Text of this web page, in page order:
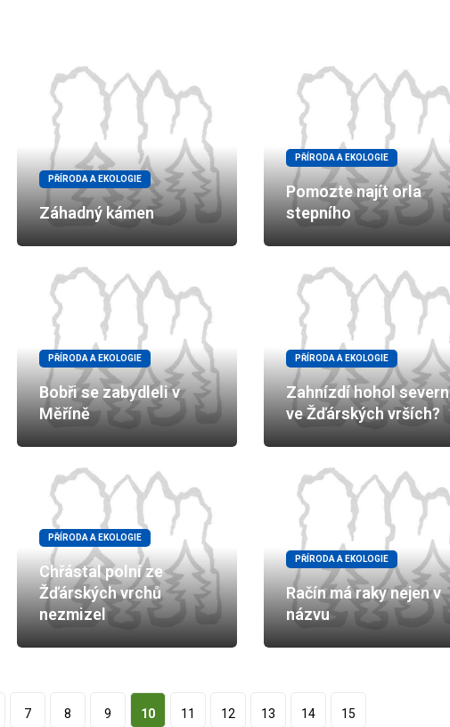
PŘÍRODA A EKOLOGIE
Záhadný kámen
PŘÍRODA A EKOLOGIE
Pomozte najít orla
stepního
PŘÍRODA A EKOLOGIE
Bobři se zabydleli v
Měříně
PŘÍRODA A EKOLOGIE
Zahnízdí hohol
ve Žďárských vrších?
PŘÍRODA A EKOLOGIE
Chřástal polní ze
Žďárských vrchů
nezmizel
PŘÍRODA A EKOLOGIE
Račín má raky nejen v
názvu
7 8 9 10 11 12 13 14 15